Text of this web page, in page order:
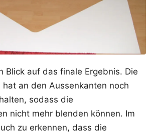
Blick auf das finale Ergebnis. Die
hat an den Aussenkanten noch
sodass die
nicht mehr blenden können. Im
zu erkennen, dass die